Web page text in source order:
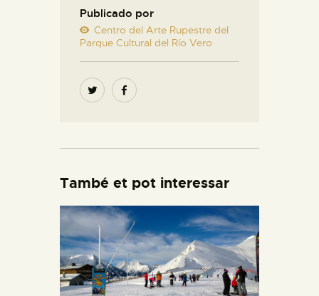
Publicado por
Centro del Arte Rupestre del
Parque Cultural del Río Vero
També et pot interessar